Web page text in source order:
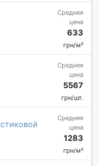
Средняя
цена
633
грн/м²
Средняя
цена
5567
грн/шт.
Средняя
цена
1283
грн/м²